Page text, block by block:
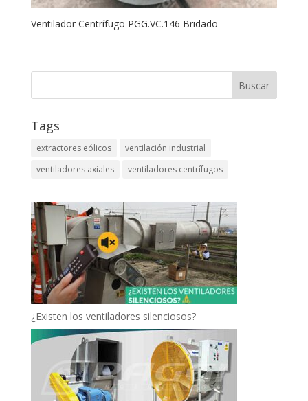
Ventilador Centrífugo PGG.VC.146 Bridado
Buscar
Tags
extractores eólicos
ventilación industrial
ventiladores axiales
ventiladores centrífugos
¿Existen los ventiladores silenciosos?